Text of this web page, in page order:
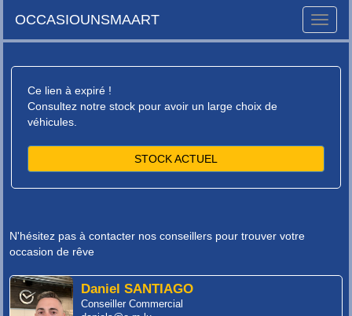
Toggle
OCCASIOUNSMAART
Ce lien à expiré !
Consultez notre stock pour avoir un large choix de
véhicules.
STOCK ACTUEL
N'hésitez pas à contacter nos conseillers pour trouver votre
occasion de rêve
Daniel SANTIAGO
Conseiller Commercial